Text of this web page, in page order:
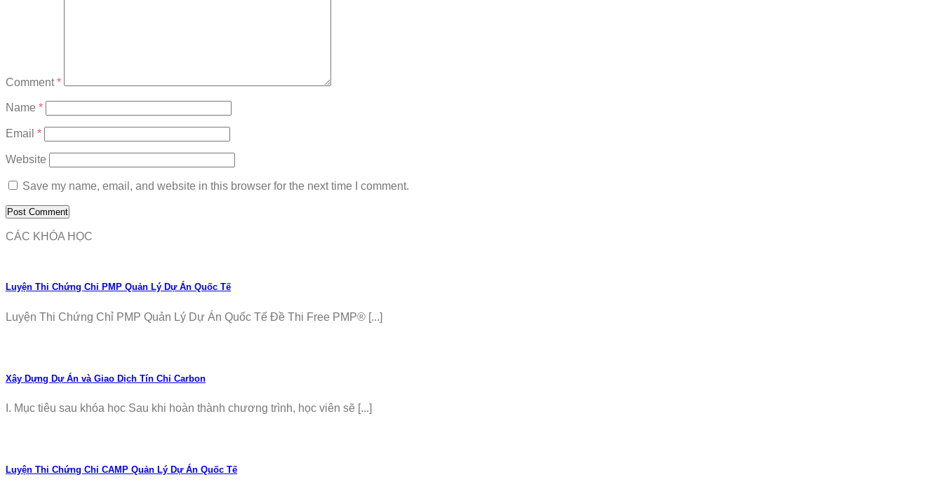
Comment*
Name *
Email *
Website
Save my name, email, and website in this browser for the next time I comment.
CÁC KHÓA HỌC
Luyện Thi Chứng Chỉ PMP Quản Lý Dự Án Quốc Tế
Luyện Thi Chứng Chỉ PMP Quản Lý Dự Án Quốc Tế Đề Thi Free PMP® [...]
Xây Dựng Dự Án và Giao Dịch Tín Chỉ Carbon
I. Mục tiêu sau khóa học Sau khi hoàn thành chương trình, học viên sẽ [...]
Luyện Thi Chứng Chỉ CAMP Quản Lý Dự Án Quốc Tế